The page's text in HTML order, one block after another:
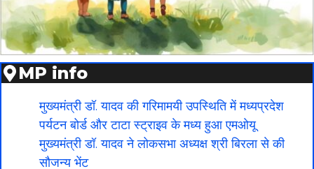
MP info
मुख्यमंत्री डॉ. यादव की गरिमामयी उपस्थिति में मध्यप्रदेश
पर्यटन बोर्ड और टाटा स्ट्राइव के मध्य हुआ एमओयू
मुख्यमंत्री डॉ. यादव ने लोकसभा अध्यक्ष श्री बिरला से की
सौजन्य भेंट